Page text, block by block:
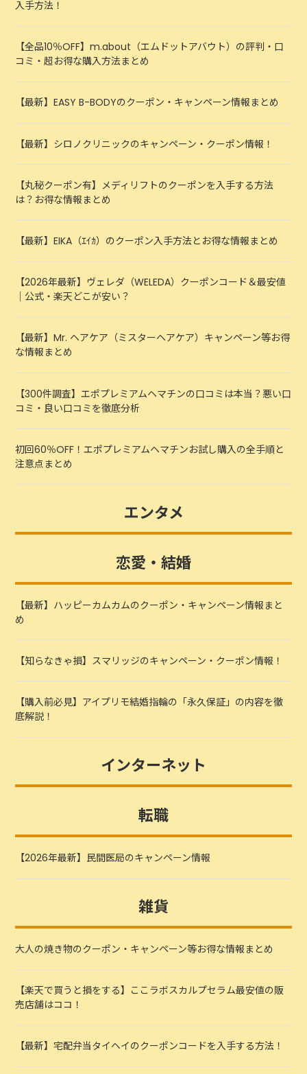
入手方法！
【全品10％OFF】m.about（エムドットアバウト）の評判・口
コミ・超お得な購入方法まとめ
【最新】EASY B-BODYのクーポン・キャンペーン情報まとめ
【最新】シロノクリニックのキャンペーン・クーポン情報！
【丸秘クーポン有】メディリフトのクーポンを入手する方法
は？お得な情報まとめ
【最新】EIKA（ｴｲｶ）のクーポン入手方法とお得な情報まとめ
【2026年最新】ヴェレダ（WELEDA）クーポンコード＆最安値
｜公式・楽天どこが安い？
【最新】Mr. ヘアケア（ミスターヘアケア）キャンペーン等お得
な情報まとめ
【300件調査】エポプレミアムヘマチンの口コミは本当？悪い口
コミ・良い口コミを徹底分析
初回60％OFF！エポプレミアムヘマチンお試し購入の全手順と
注意点まとめ
エンタメ
恋愛・結婚
【最新】ハッピーカムカムのクーポン・キャンペーン情報まと
め
【知らなきゃ損】スマリッジのキャンペーン・クーポン情報！
【購入前必見】アイプリモ結婚指輪の「永久保証」の内容を徹
底解説！
インターネット
転職
【2026年最新】民間医局のキャンペーン情報
雑貨
大人の焼き物のクーポン・キャンペーン等お得な情報まとめ
【楽天で買うと損をする】ここラボスカルプセラム最安値の販
売店舗はココ！
【最新】宅配弁当タイヘイのクーポンコードを入手する方法！